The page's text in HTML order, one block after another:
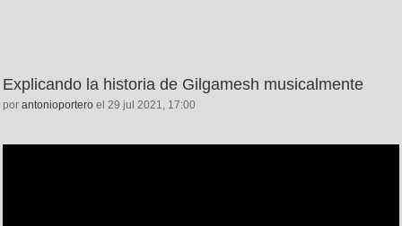
Explicando la historia de Gilgamesh musicalmente
por antonioportero el 29 jul 2021, 17:00